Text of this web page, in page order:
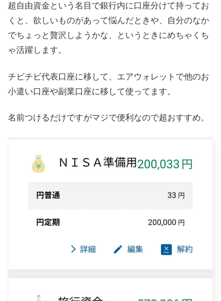
超自由資金という名目で銀行内に口座分けて持ってお
くと、欲しいものがあって悩んだときや、自分のなか
でちょっと贅沢しようかな、というときにめちゃくち
ゃ活躍します。
チビチビ代表口座に移して、エアウォレットで他のお
小遣い口座や副業口座に移して使ってます。
名前つけるだけですがマジで便利なので超おすすめ。